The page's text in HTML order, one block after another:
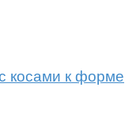
косами к форме